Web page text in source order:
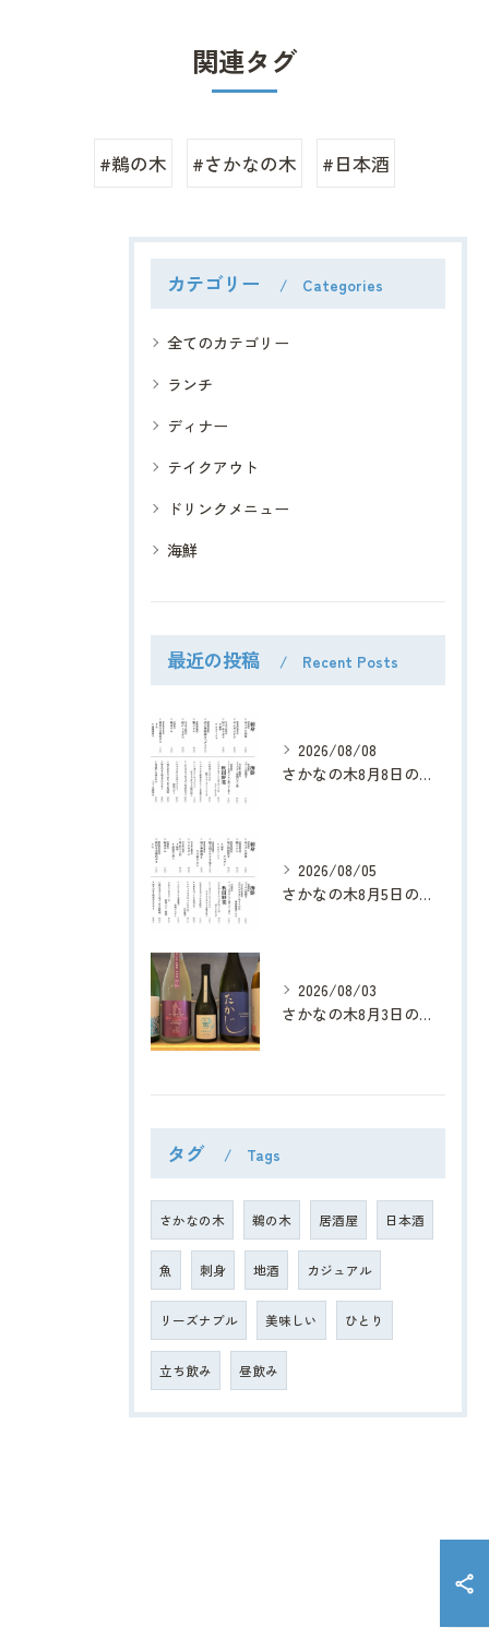
関連タグ
#鵜の木 #さかなの木 #日本酒
カテゴリー Categories
全てのカテゴリー
ランチ
ディナー
テイクアウト
ドリンクメニュー
海鮮
最近の投稿 Recent Posts
2026/08/08
さかなの木8月8日のメニューです。
2026/08/05
さかなの木8月5日のメニューです。
2026/08/03
さかなの木8月3日のメニューです。
タグ Tags
さかなの木 鵜の木 居酒屋 日本酒
魚 刺身 地酒 カジュアル
リーズナブル 美味しい ひとり
立ち飲み 昼飲み